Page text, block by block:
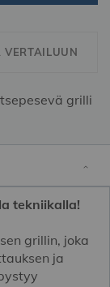
VERTAILUUN
grilli
tekniikalla!
grillin, joka
ja